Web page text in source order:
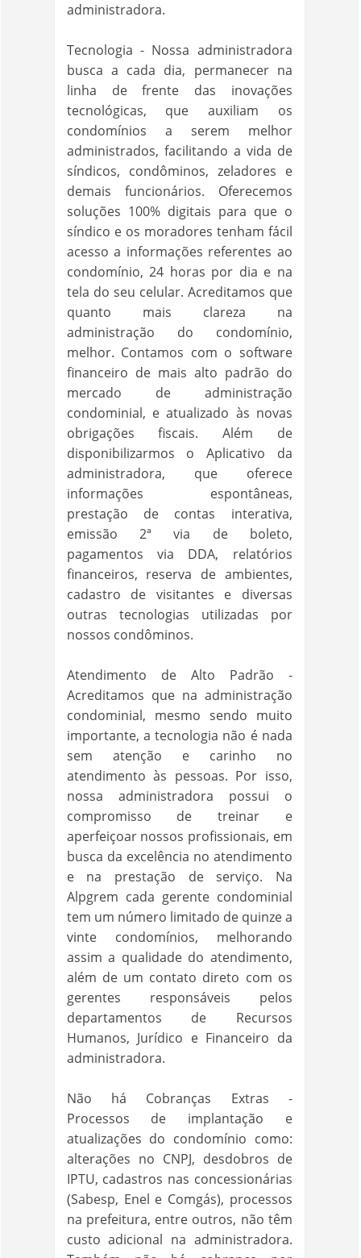
administradora.
Tecnologia - Nossa administradora
busca a cada dia, permanecer na
linha de frente das inovações
tecnológicas, que auxiliam os
condomínios a serem melhor
administrados, facilitando a vida de
síndicos, condôminos, zeladores e
demais funcionários. Oferecemos
soluções 100% digitais para que o
síndico e os moradores tenham fácil
acesso a informações referentes ao
condomínio, 24 horas por dia e na
tela do seu celular. Acreditamos que
quanto mais clareza na
administração do condomínio,
melhor. Contamos com o software
financeiro de mais alto padrão do
mercado de administração
condominial, e atualizado às novas
obrigações fiscais. Além de
disponibilizarmos o Aplicativo da
administradora, que oferece
informações espontâneas,
prestação de contas interativa,
emissão 2ª via de boleto,
pagamentos via DDA, relatórios
financeiros, reserva de ambientes,
cadastro de visitantes e diversas
outras tecnologias utilizadas por
nossos condôminos.
Atendimento de Alto Padrão -
Acreditamos que na administração
condominial, mesmo sendo muito
importante, a tecnologia não é nada
sem atenção e carinho no
atendimento às pessoas. Por isso,
nossa administradora possui o
compromisso de treinar e
aperfeiçoar nossos profissionais, em
busca da excelência no atendimento
e na prestação de serviço. Na
Alpgrem cada gerente condominial
tem um número limitado de quinze a
vinte condomínios, melhorando
assim a qualidade do atendimento,
além de um contato direto com os
gerentes responsáveis pelos
departamentos de Recursos
Humanos, Jurídico e Financeiro da
administradora.
Não há Cobranças Extras -
Processos de implantação e
atualizações do condomínio como:
alterações no CNPJ, desdobros de
IPTU, cadastros nas concessionárias
(Sabesp, Enel e Comgás), processos
na prefeitura, entre outros, não têm
custo adicional na administradora.